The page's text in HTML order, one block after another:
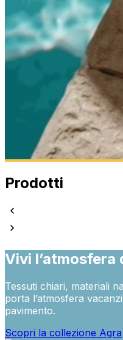
Prodotti
Vivi l’atmosfera
Tessuti chiari, materiali
porta l’atmosfera
pavimento.
Scopri la collezione Agra